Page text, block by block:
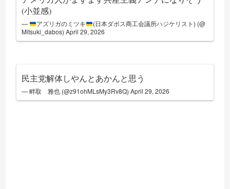
(小並感)
— アズリガのミツキ
(日本ダボス商工会議所ハジケリスト) (@
Mitsuki_dabos)April 29, 2026
民主党解体しやんとあかんと思う
— 畔取 雅也 (@z91ohMLsMy3Rv8Q)April 29, 2026